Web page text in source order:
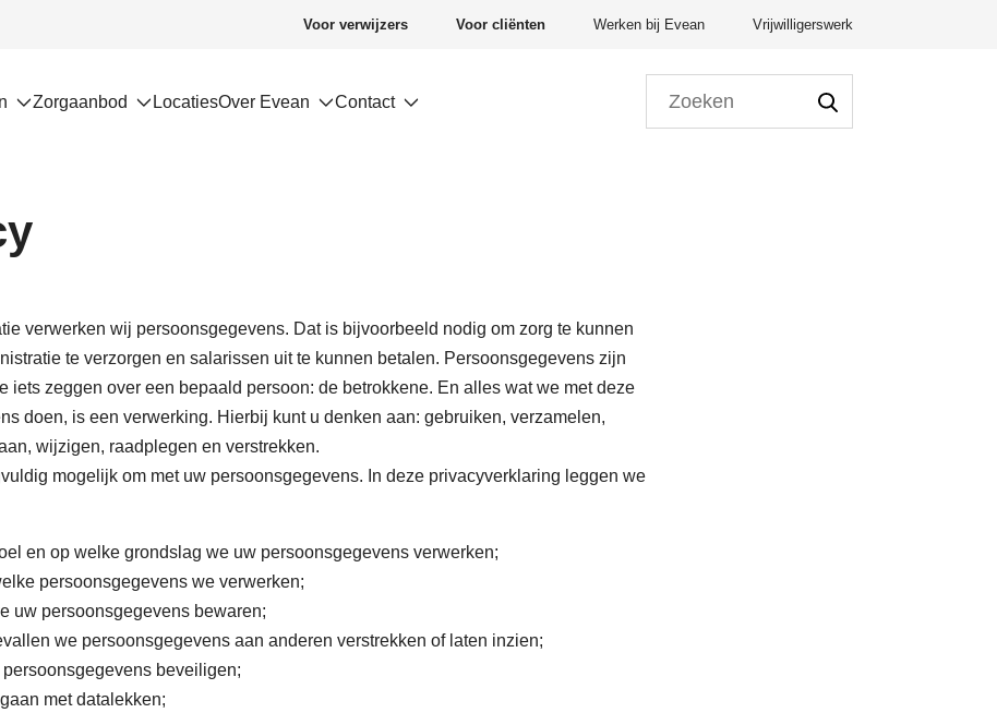
Zorgaanbod LocatiesOver Evean Contact
Voor verwijzers Voor cliënten Werken bij Evean Vrijwilligerswerk
verwerken wij persoonsgegevens. Dat is bijvoorbeeld nodig om zorg te kunnen
te verzorgen en salarissen uit te kunnen betalen. Persoonsgegevens zijn
iets zeggen over een bepaald persoon: de betrokkene. En alles wat we met deze
doen, is een verwerking. Hierbij kunt u denken aan: gebruiken, verzamelen,
wijzigen, raadplegen en verstrekken.
mogelijk om met uw persoonsgegevens. In deze privacyverklaring leggen we
en op welke grondslag we uw persoonsgegevens verwerken;
persoonsgegevens we verwerken;
uw persoonsgegevens bewaren;
we persoonsgegevens aan anderen verstrekken of laten inzien;
persoonsgegevens beveiligen;
met datalekken;